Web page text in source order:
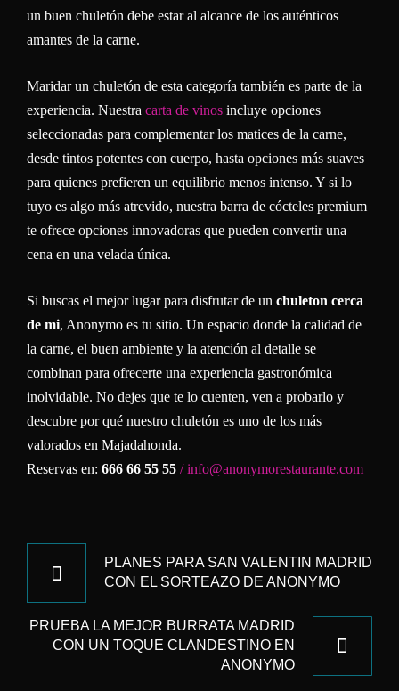
un buen chuletón debe estar al alcance de los auténticos
amantes de la carne.
Maridar un chuletón de esta categoría también es parte de la
experiencia. Nuestra carta de vinos incluye opciones
seleccionadas para complementar los matices de la carne,
desde tintos potentes con cuerpo, hasta opciones más suaves
para quienes prefieren un equilibrio menos intenso. Y si lo
tuyo es algo más atrevido, nuestra barra de cócteles premium
te ofrece opciones innovadoras que pueden convertir una
cena en una velada única.
Si buscas el mejor lugar para disfrutar de un chuleton cerca
de mi, Anonymo es tu sitio. Un espacio donde la calidad de
la carne, el buen ambiente y la atención al detalle se
combinan para ofrecerte una experiencia gastronómica
inolvidable. No dejes que te lo cuenten, ven a probarlo y
descubre por qué nuestro chuletón es uno de los más
valorados en Majadahonda.
Reservas en: 666 66 55 55 / info@anonymorestaurante.com
DE
ENTRADAS
PLANES PARA SAN VALENTIN MADRID
CON EL SORTEAZO DE ANONYMO
PRUEBA LA MEJOR BURRATA MADRID
CON UN TOQUE CLANDESTINO EN
ANONYMO